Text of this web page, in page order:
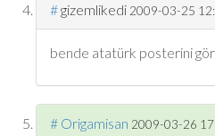
#gizemlikedi 2009-03-25
bende atatürk posterini
# Origamisan 2009-03-26